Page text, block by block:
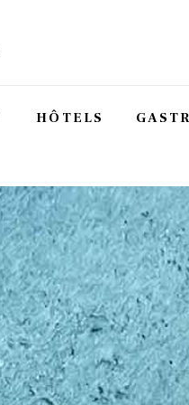
HÔTELS